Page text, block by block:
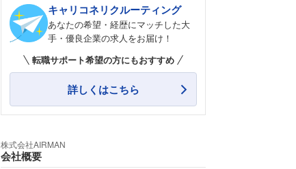
キャリコネリクルーティング
あなたの希望・経歴にマッチした大
手・優良企業の求人をお届け！
転職サポート希望の方にもおすすめ
詳しくはこちら
株式会社AIRMAN
会社概要